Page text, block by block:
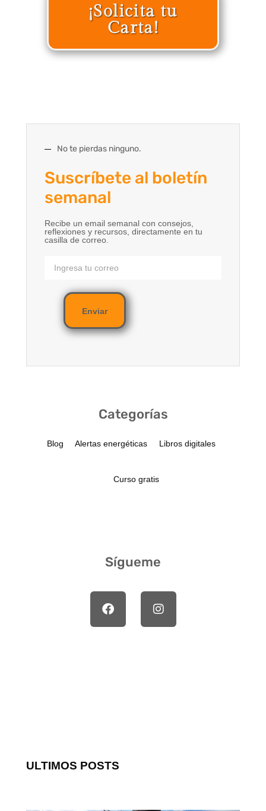
¡Solicita tu
Carta!
No te pierdas ninguno.
Suscríbete al boletín
semanal
Recibe un email semanal con consejos,
reflexiones y recursos, directamente en tu
casilla de correo.
Enviar
Categorías
Blog Alertas energéticas Libros digitales
Curso gratis
Sígueme
ULTIMOS POSTS